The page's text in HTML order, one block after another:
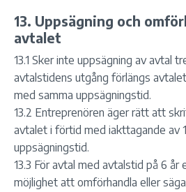
13. Uppsägning och
avtalet
13.1 Sker inte uppsägning av avtal
avtalstidens utgång förlängs
med samma uppsägningstid.
13.2 Entreprenören äger rätt att
avtalet i förtid med iakttagande av
uppsägningstid.
13.3 För avtal med avtalstid på 6 år
möjlighet att omförhandla eller